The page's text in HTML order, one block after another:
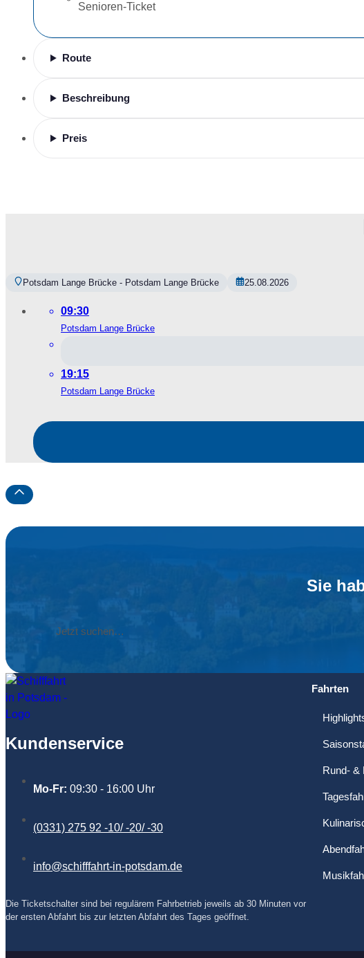
Senioren-Ticket
Route
Beschreibung
Preis
Potsdam Lange Brücke - Potsdam Lange Brücke 25.08.2026
09:30
Potsdam Lange Brücke
19:15
Potsdam Lange Brücke
Label
Sie
Kundenservice
Mo-Fr: 09:30 - 16:00 Uhr
(0331) 275 92 -10/ -20/ -30
info@schifffahrt-in-potsdam.de
Die Ticketschalter sind bei regulärem Fahrbetrieb jeweils ab 30 Minuten vor
der ersten Abfahrt bis zur letzten Abfahrt des Tages geöffnet.
F I Y
Fahrten
Rund- &